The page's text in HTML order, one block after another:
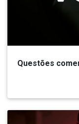
Questões